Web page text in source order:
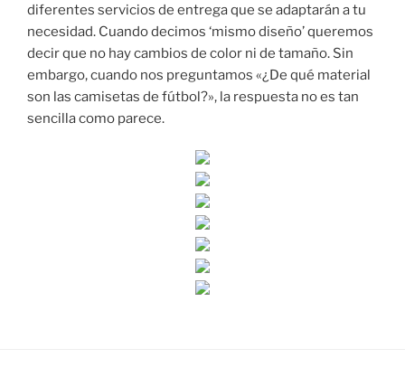
diferentes servicios de entrega que se adaptarán a tu
necesidad. Cuando decimos ‘mismo diseño’ queremos
decir que no hay cambios de color ni de tamaño. Sin
embargo, cuando nos preguntamos «¿De qué material
son las camisetas de fútbol?», la respuesta no es tan
sencilla como parece.